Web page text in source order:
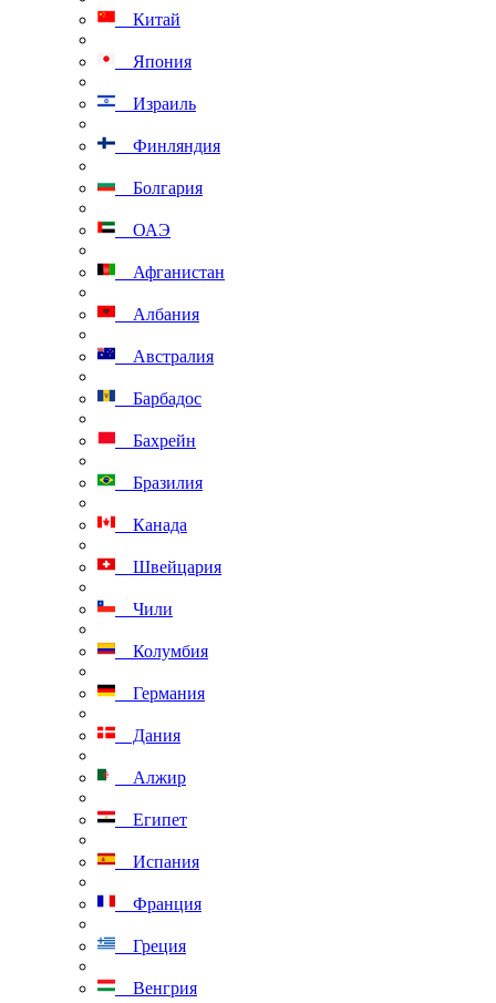
Китай
Япония
Израиль
Финляндия
Болгария
ОАЭ
Афганистан
Албания
Австралия
Барбадос
Бахрейн
Бразилия
Канада
Швейцария
Чили
Колумбия
Германия
Дания
Алжир
Египет
Испания
Франция
Греция
Венгрия